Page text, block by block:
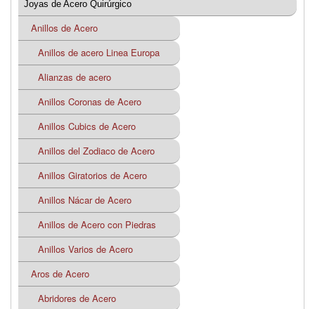
Joyas de Acero Quirúrgico
Anillos de Acero
Anillos de acero Linea Europa
Alianzas de acero
Anillos Coronas de Acero
Anillos Cubics de Acero
Anillos del Zodiaco de Acero
Anillos Giratorios de Acero
Anillos Nácar de Acero
Anillos de Acero con Piedras
Anillos Varios de Acero
Aros de Acero
Abridores de Acero